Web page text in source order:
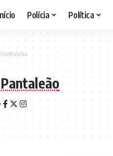
Polícia Política